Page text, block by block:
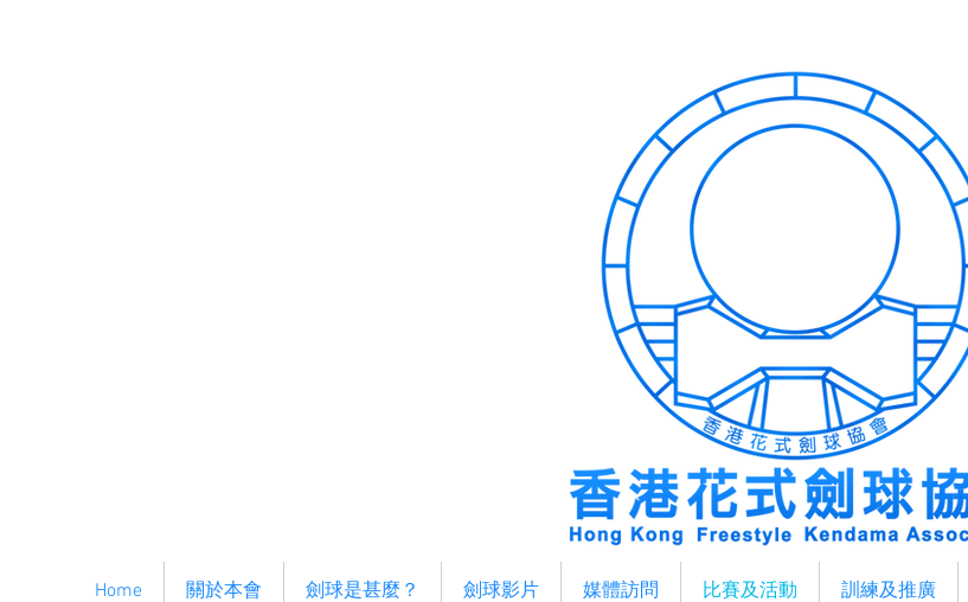
Home 關於本會 劍球是甚麼？ 劍球影片 媒體訪問 比賽及活動 訓練及推廣